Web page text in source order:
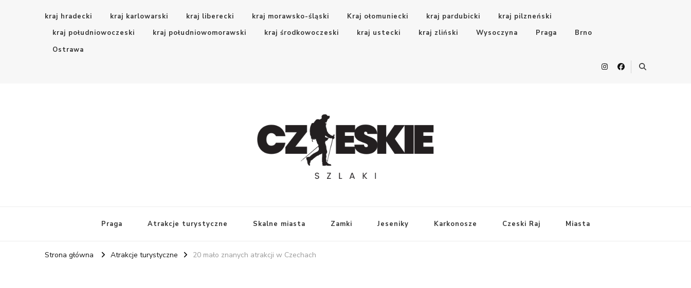
kraj hradecki kraj karlowarski kraj liberecki kraj morawsko-śląski Kraj ołomuniecki kraj pardubicki
kraj pilzneński
kraj południowoczeski
kraj południowomorawski kraj środkowoczeski kraj ustecki kraj zliński Wysoczyna Praga
Brno
Ostrawa
Praga Atrakcje turystyczne Skalne miasta Zamki Jeseniky Karkonosze Czeski Raj Miasta
Strona główna Atrakcje turystyczne 20 mało znanych atrakcji w Czechach